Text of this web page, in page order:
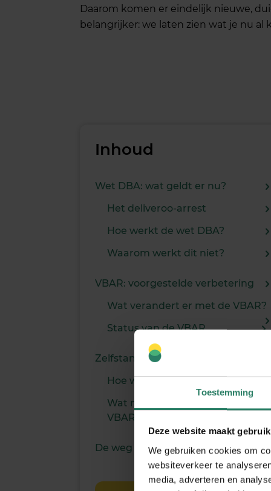
Toestemming
Deze website maakt
We gebruiken cookies om
websiteverkeer te
media, adverteren en
Daarom komen er eindelijk nieuwe,
belangrijker: we laten zien wat je nu
Inhoud
Wet DBA: wat geldt er nu?
Het deliveroo-arrest
Hoe werkt de wet DBA?
Waarom werkt dit niet?
VBAR: voorgestelde verbetering
Wat verandert er met de VBAR?
Status van de VBAR
Zelfstandigenwet: het alternatief
Hoe werkt de Zelfstandigenwet?
Wat maakt het anders dan de
VBAR?
De weg vooruit voor ondernemers